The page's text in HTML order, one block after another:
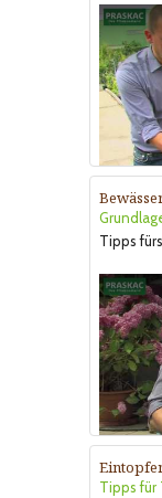
Tipps
Tipps für